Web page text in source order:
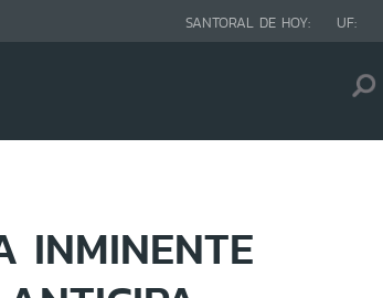
SANTORAL DE HOY: UF:
INMINENTE